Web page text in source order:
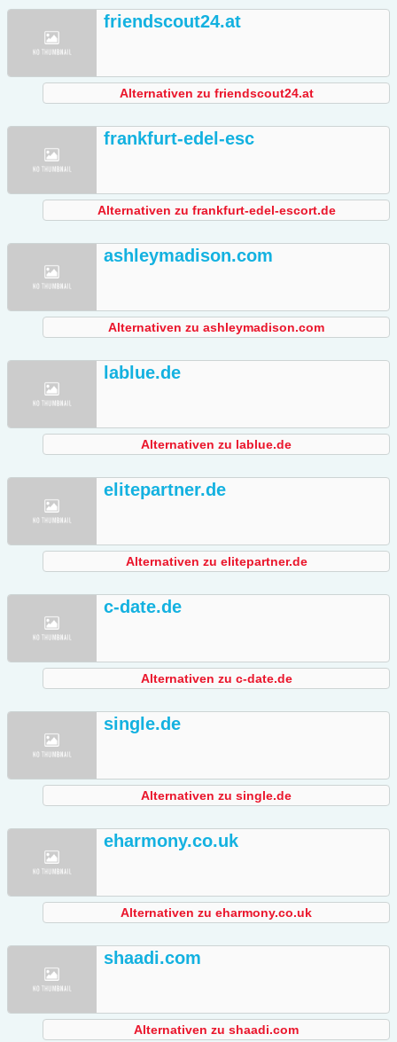
friendscout24.at
Alternativen zu friendscout24.at
frankfurt-edel-esc
Alternativen zu frankfurt-edel-escort.de
ashleymadison.com
Alternativen zu ashleymadison.com
lablue.de
Alternativen zu lablue.de
elitepartner.de
Alternativen zu elitepartner.de
c-date.de
Alternativen zu c-date.de
single.de
Alternativen zu single.de
eharmony.co.uk
Alternativen zu eharmony.co.uk
shaadi.com
Alternativen zu shaadi.com